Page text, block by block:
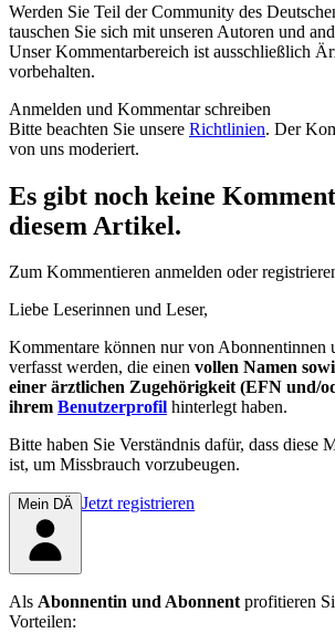
Werden Sie Teil der Community des
tauschen Sie sich mit unseren Autoren und
Unser Kommentarbereich ist ausschließlich
vorbehalten.
Anmelden und Kommentar schreiben
Bitte beachten Sie unsere Richtlinien. Der
von uns moderiert.
Es gibt noch keine
diesem Artikel.
Zum Kommentieren anmelden oder
Liebe Leserinnen und Leser,
Kommentare können nur von Abonnentinnen
verfasst werden, die einen vollen Namen
einer ärztlichen Zugehörigkeit (EFN und/
ihrem Benutzerprofil hinterlegt haben.
Bitte haben Sie Verständnis dafür, dass diese
ist, um Missbrauch vorzubeugen.
Mein DÄ Jetzt registrieren
Als Abonnentin und Abonnentprofitieren
Vorteilen: